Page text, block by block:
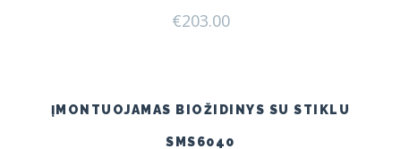
€203.00
ĮMONTUOJAMAS BIOŽIDINYS SU STIKLU
SMS6040